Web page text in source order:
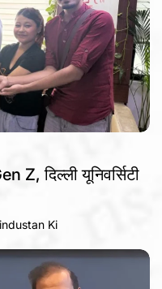
Z, दिल्ली यूनिवर्सिटी
Ki